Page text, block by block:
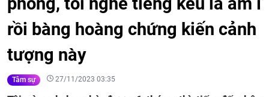
rồi bàng hoàng chứng kiến cảnh
tượng này
Tâm sự 27/11/2023 03:35